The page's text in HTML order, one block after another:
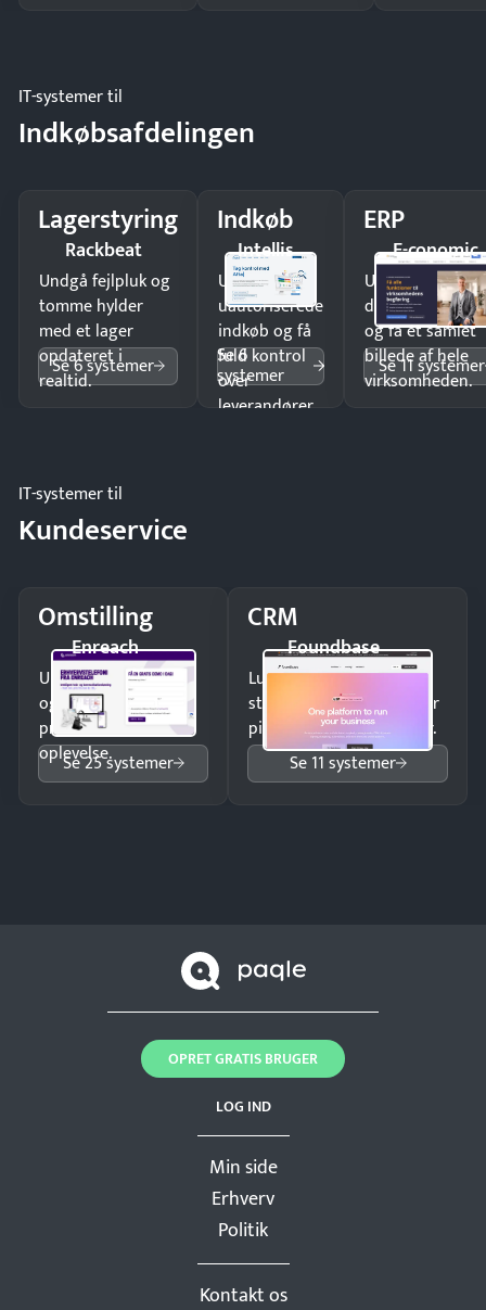
IT-systemer til
Indkøbsafdelingen
Lagerstyring
Rackbeat
Undgå fejlpluk og
tomme hylder
med et lager
opdateret i
realtid.
Se 6 systemer
Indkøb
Intellis
Undgå
uautoriserede
indkøb og få
fuld kontrol
over
leverandører
Se 6
systemer
ERP
E-conomic
Undgå
og få ét samlet
billede af hele
virksomheden.
Se 11 systemer
IT-systemer til
Kundeservice
Omstilling
Enreach
Undgå tabte opkald
og giv kunderne en
professionel
oplevelse.
Se 25 systemer
CRM
Foundbase
Luk flere salg med et
struktureret overblik over
pipeline og opfølgninger.
Se 11 systemer
Min side
Erhverv
Politik
Kontakt os
LOG IND
OPRET GRATIS BRUGER